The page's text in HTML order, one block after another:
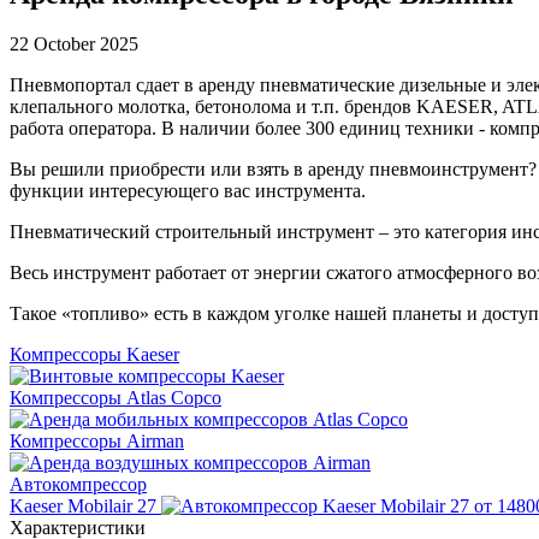
22 October 2025
Пневмопортал сдает в аренду пневматические дизельные и
клепального молотка, бетонолома и т.п. брендов KAESER,
работа оператора. В наличии более 300 единиц техники -
Вы решили приобрести или взять в аренду
функции интересующего вас инструмента.
Пневматический строительный инструмент – это категория
Весь инструмент работает от энергии сжатого атмосферного
Такое «топливо» есть в каждом уголке нашей планеты и
Компрессоры Kaeser
Компрессоры Atlas Copco
Компрессоры Airman
Автокомпрессор
Kaeser Mobilair 27
от
Характеристики